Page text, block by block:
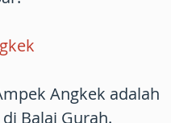
Angkek adalah
Balai Gurah.